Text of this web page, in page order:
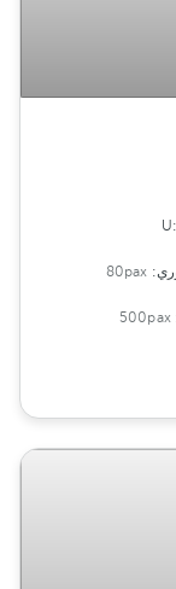
U:
80pax
500pax